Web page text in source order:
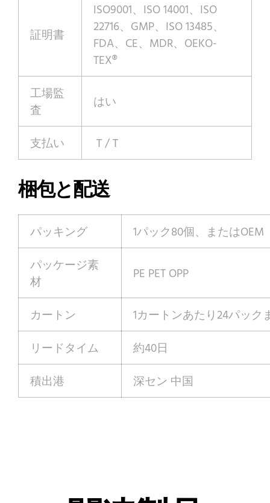
証明書
ISO9001、ISO 14001、ISO
22716、GMP、ISO 13485、
FDA、CE、MDR、OEKO-
TEX®
工場監
査
はい
支払い Ｔ/Ｔ
梱包と配送
パッキング
1パック80個、またはOEM
パッケージ素
材
PE PET OPP
カートン
1カートンあたり24パック
リードタイム
約40日
積出港
深セン 中国